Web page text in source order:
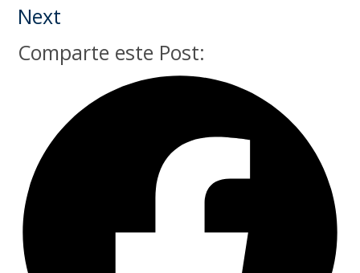
Next
Comparte este Post: